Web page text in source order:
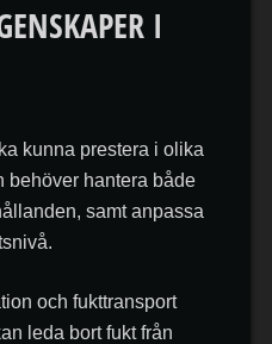
I
kunna prestera i olika
behöver hantera både
samt anpassa
och fukttransport
leda bort fukt från